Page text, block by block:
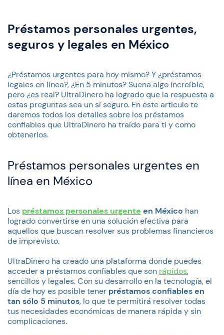
Préstamos personales urgentes,
seguros y legales en México
¿Préstamos urgentes para hoy mismo? Y ¿préstamos
legales en línea?, ¿En 5 minutos? Suena algo increíble,
pero ¿es real? UltraDinero ha logrado que la respuesta a
estas preguntas sea un sí seguro. En este articulo te
daremos todos los detalles sobre los préstamos
confiables que UltraDinero ha traído para ti y como
obtenerlos.
Préstamos personales urgentes en
línea en México
Los préstamos personales urgente en México han
logrado convertirse en una solución efectiva para
aquellos que buscan resolver sus problemas financieros
de imprevisto.
UltraDinero ha creado una plataforma donde puedes
acceder a préstamos confiables que son rápidos,
sencillos y legales. Con su desarrollo en la tecnología, el
día de hoy es posible tener préstamos confiables en
tan sólo 5 minutos, lo que te permitirá resolver todas
tus necesidades económicas de manera rápida y sin
complicaciones.